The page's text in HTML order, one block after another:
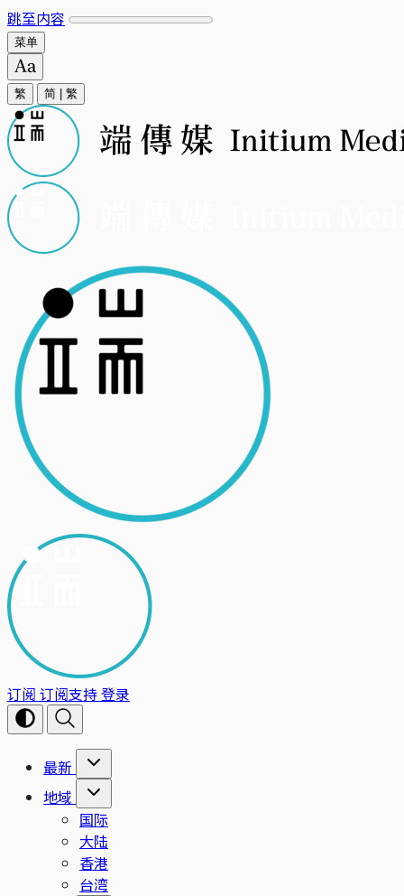
跳至内容
菜单
繁 简 繁
订阅 订阅支持登录
最新
地域
国际
大陆
香港
台湾